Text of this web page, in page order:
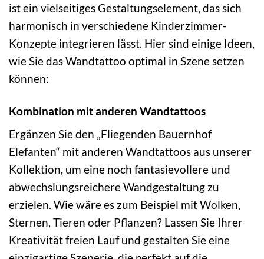
ist ein vielseitiges Gestaltungselement, das sich
harmonisch in verschiedene Kinderzimmer-
Konzepte integrieren lässt. Hier sind einige Ideen,
wie Sie das Wandtattoo optimal in Szene setzen
können:
Kombination mit anderen Wandtattoos
Ergänzen Sie den „Fliegenden Bauernhof
Elefanten“ mit anderen Wandtattoos aus unserer
Kollektion, um eine noch fantasievollere und
abwechslungsreichere Wandgestaltung zu
erzielen. Wie wäre es zum Beispiel mit Wolken,
Sternen, Tieren oder Pflanzen? Lassen Sie Ihrer
Kreativität freien Lauf und gestalten Sie eine